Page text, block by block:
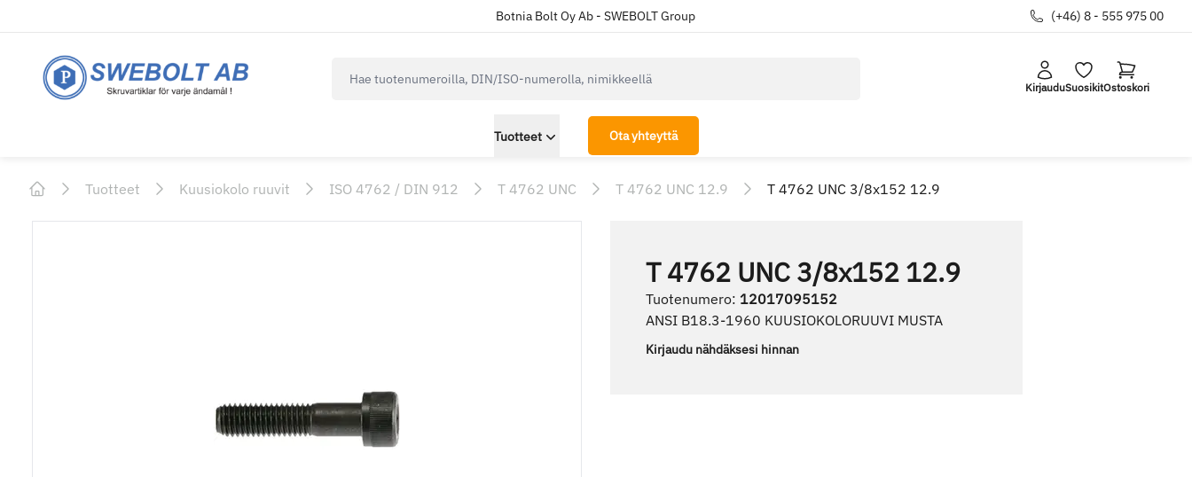
Botnia Bolt Oy Ab - SWEBOLT Group (+46) 8 - 555 975 00
KirjauduSuosikitOstoskori
Tuotteet Ota yhteyttä
Tuotteet Kuusiokolo ruuvit ISO 4762 / DIN 912 T 4762 UNC T 4762 UNC 12.9 T 4762 UNC 3/8x152 12.9
T 4762 UNC 3/8x152 12.9
Tuotenumero: 12017095152
ANSI B18.3-1960 KUUSIOKOLORUUVI MUSTA
Kirjaudu nähdäksesi hinnan